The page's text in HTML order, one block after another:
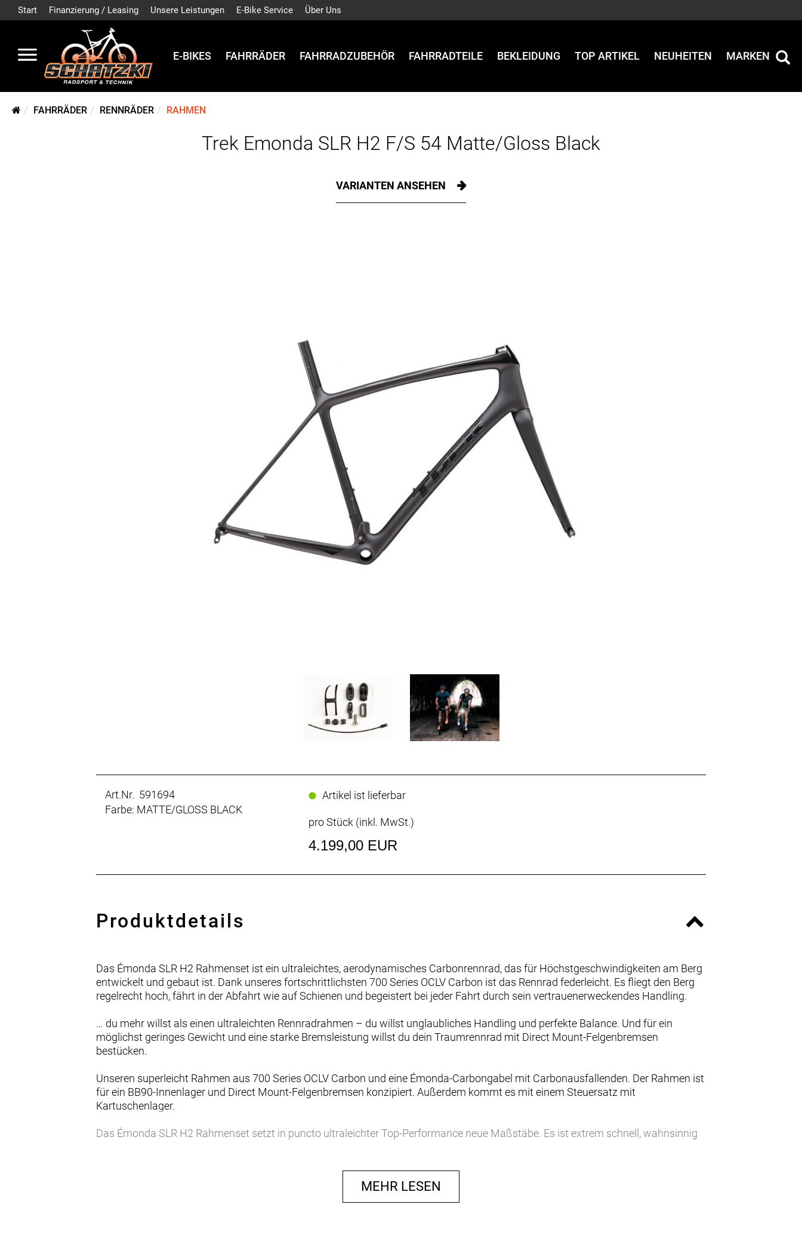
Start Finanzierung / Leasing Unsere Leistungen E-Bike Service Über Uns
E-BIKES FAHRRÄDER FAHRRADZUBEHÖR FAHRRADTEILE BEKLEIDUNG TOP ARTIKEL NEUHEITEN MARKEN
FAHRRÄDER RENNRÄDER RAHMEN
Trek Emonda SLR H2 F/S 54 Matte/Gloss Black
VARIANTEN ANSEHEN
Art.Nr. 591694
Farbe: MATTE/GLOSS BLACK
Artikel ist lieferbar
pro Stück (inkl. MwSt.)
4.199,00 EUR
Produktdetails
Das Émonda SLR H2 Rahmenset ist ein ultraleichtes, aerodynamisches Carbonrennrad, das für Höchstgeschwindigkeiten am Berg
entwickelt und gebaut ist. Dank unseres fortschrittlichsten 700 Series OCLV Carbon ist das Rennrad federleicht. Es fliegt den Berg
regelrecht hoch, fährt in der Abfahrt wie auf Schienen und begeistert bei jeder Fahrt durch sein vertrauenerweckendes Handling.
… du mehr willst als einen ultraleichten Rennradrahmen – du willst unglaubliches Handling und perfekte Balance. Und für ein
möglichst geringes Gewicht und eine starke Bremsleistung willst du dein Traumrennrad mit Direct Mount-Felgenbremsen
bestücken.
Unseren superleicht Rahmen aus 700 Series OCLV Carbon und eine Émonda-Carbongabel mit Carbonausfallenden. Der Rahmen ist
für ein BB90-Innenlager und Direct Mount-Felgenbremsen konzipiert. Außerdem kommt es mit einem Steuersatz mit
Kartuschenlager.
Das Émonda SLR H2 Rahmenset setzt in puncto ultraleichter Top-Performance neue Maßstäbe. Es ist extrem schnell, wahnsinnig
- Dank optimiertem Carbon-Layup überzeugt dieser Rahmen durch sein ultraleichtes Gewicht und seine beispiellose Fahrqualität.
- Vor allem auf herausfordernden Anstiegen machen sich die Gewichtsvorteile des Émonda unmittelbar bemerkbar.
- Das Émonda SLR H2 Rahmenset ist superleicht – und zwar ein superleichtes Rahmenset mit herausragender Fahrqualität, hoher
MEHR LESEN